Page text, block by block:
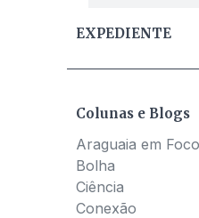
EXPEDIENTE
Colunas e Blogs
Araguaia em Foco
Bolha
Ciência
Conexão